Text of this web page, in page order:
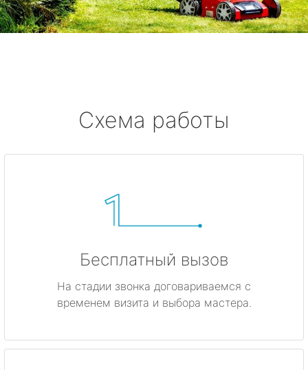
Схема работы
Бесплатный вызов
На стадии звонка договариваемся с
временем визита и выбора мастера.